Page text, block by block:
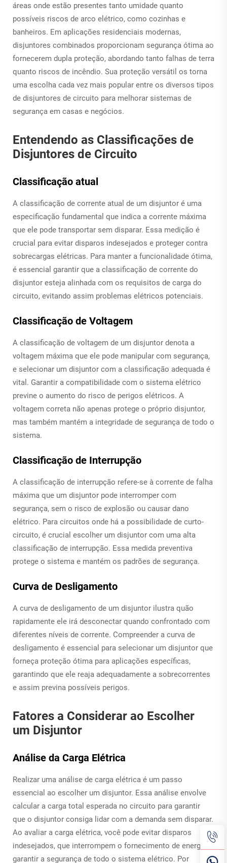
áreas onde estão presentes tanto umidade quanto
possíveis riscos de arco elétrico, como cozinhas e
banheiros. Em aplicações residenciais modernas,
disjuntores combinados proporcionam segurança ótima ao
fornecerem dupla proteção, abordando tanto falhas de terra
quanto riscos de incêndio. Sua proteção versátil os torna
uma escolha cada vez mais popular entre os diversos tipos
de disjuntores de circuito para melhorar sistemas de
segurança em casas e negócios.
Entendendo as Classificações de
Disjuntores de Circuito
Classificação atual
A classificação de corrente atual de um disjuntor é uma
especificação fundamental que indica a corrente máxima
que ele pode transportar sem disparar. Essa medição é
crucial para evitar disparos indesejados e proteger contra
sobrecargas elétricas. Para manter a funcionalidade ótima,
é essencial garantir que a classificação de corrente do
disjuntor esteja alinhada com os requisitos de carga do
circuito, evitando assim problemas elétricos potenciais.
Classificação de Voltagem
A classificação de voltagem de um disjuntor denota a
voltagem máxima que ele pode manipular com segurança,
e selecionar um disjuntor com a classificação adequada é
vital. Garantir a compatibilidade com o sistema elétrico
previne o aumento do risco de perigos elétricos. A
voltagem correta não apenas protege o próprio disjuntor,
mas também mantém a integridade de segurança de todo o
sistema.
Classificação de Interrupção
A classificação de interrupção refere-se à corrente de falha
máxima que um disjuntor pode interromper com
segurança, sem o risco de explosão ou causar dano
elétrico. Para circuitos onde há a possibilidade de curto-
circuito, é crucial escolher um disjuntor com uma alta
classificação de interrupção. Essa medida preventiva
protege o sistema e mantém os padrões de segurança.
Curva de Desligamento
A curva de desligamento de um disjuntor ilustra quão
rapidamente ele irá desconectar quando confrontado com
diferentes níveis de corrente. Compreender a curva de
desligamento é essencial para selecionar um disjuntor que
forneça proteção ótima para aplicações específicas,
garantindo que ele reaja adequadamente a sobrecorrentes
e assim previna possíveis perigos.
Fatores a Considerar ao Escolher
um Disjuntor
Análise da Carga Elétrica
Realizar uma análise de carga elétrica é um passo
essencial ao escolher um disjuntor. Essa análise envolve
calcular a carga total esperada no circuito para garantir
que o disjuntor consiga lidar com a demanda sem disparar.
Ao avaliar a carga elétrica, você pode evitar disparos
indesejados, que interrompem o fornecimento de energia, e
garantir a segurança de todo o sistema elétrico. Por